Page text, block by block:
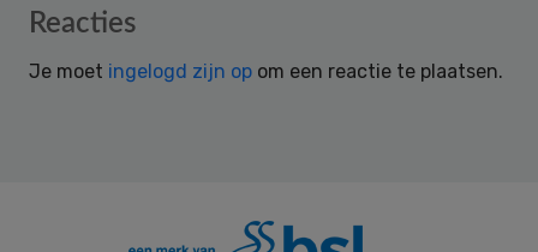
Reader
Reacties
Je moet ingelogd zijn op om een reactie te plaatsen.